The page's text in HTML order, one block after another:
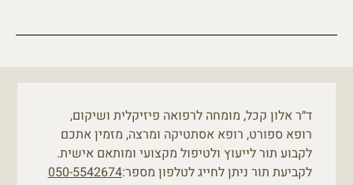
ד״ר אלון קכל, מומחה לרפואה פיזיקלית ושיקום,
רופא ספורט, רופא אסתטיקה ומרצה, מזמין אתכם
לקבוע תור לייעוץ ולטיפול מקצועי ומותאם אישית.
לקביעת תור ניתן לחייג לטלפון מספר:050-5542674